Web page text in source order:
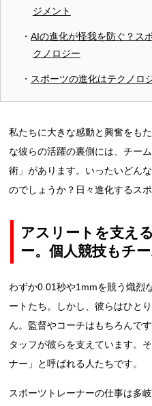
ジメント
AIの進化が怪我を防ぐ？ス
クノロジー
スポーツの進化はテクノロ
私たちに大きな感動と興奮をも
な彼らの活躍の裏側には、チー
術」があります。いったいどん
のでしょうか？日々進化するス
アスリートを支え
ー。個人競技もチー
わずか0.01秒や1mmを競う熾烈
ートたち。しかし、彼らはひと
ん。監督やコーチはもちろんで
タッフが彼らを支えています。
ナー」と呼ばれる人たちです。
スポーツトレーナーの仕事は多